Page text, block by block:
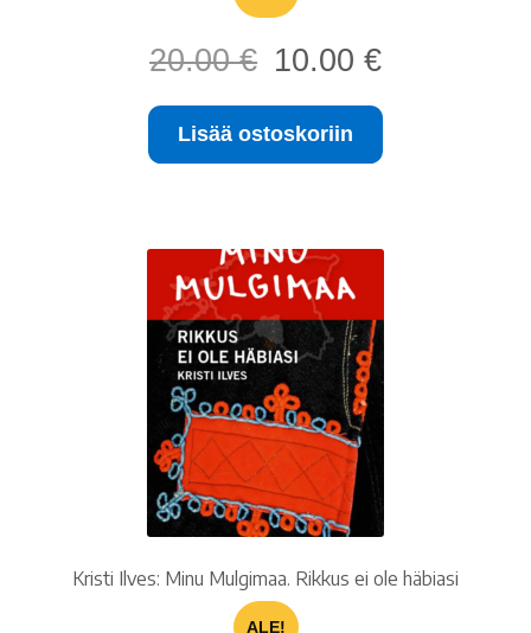
20.00€
Alkuperäinen
hinta
oli:
20.00 €.
10.00 €Nykyinen
on:
Lisää ostoskoriin
Kristi Ilves: Minu Mulgimaa. Rikkus ei ole häbiasi
ALE!